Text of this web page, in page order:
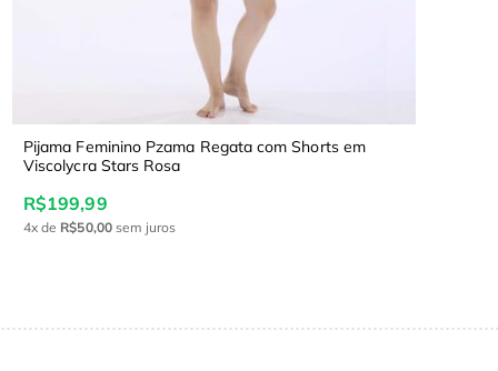
Pijama Feminino Pzama Regata com Shorts em
Viscolycra Stars Rosa
R$199,99
4x de R$50,00sem juros